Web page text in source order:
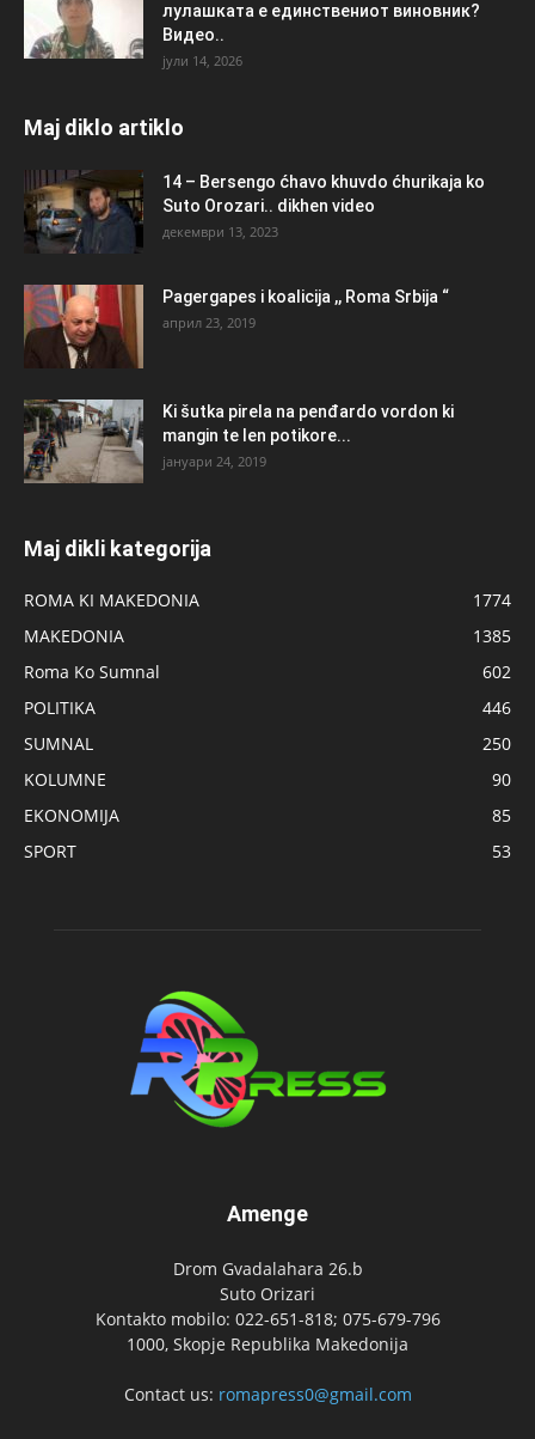
лулашката е единствениот виновник?
Видео..
јули 14, 2026
Maj diklo artiklo
14 – Bersengo ćhavo khuvdo ćhurikaja ko
Suto Orozari.. dikhen video
декември 13, 2023
Pagergapes i koalicija ,, Roma Srbija “
април 23, 2019
Ki šutka pirela na penđardo vordon ki
mangin te len potikore...
јануари 24, 2019
Maj dikli kategorija
ROMA KI MAKEDONIA
1774
MAKEDONIA
1385
Roma Ko Sumnal
602
POLITIKA
446
SUMNAL
250
KOLUMNE
90
EKONOMIJA
85
SPORT
53
Amenge
Drom Gvadalahara 26.b
Suto Orizari
Kontakto mobilo: 022-651-818; 075-679-796
1000, Skopje Republika Makedonija
Contact us: romapress0@gmail.com